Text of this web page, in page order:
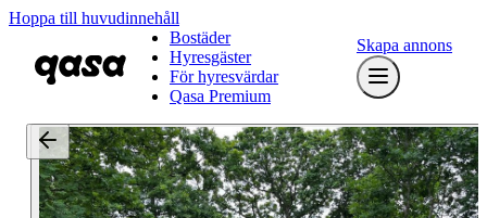
Hoppa till huvudinnehåll
Bostäder
Hyresgäster
För hyresvärdar
Qasa Premium
Skapa annons